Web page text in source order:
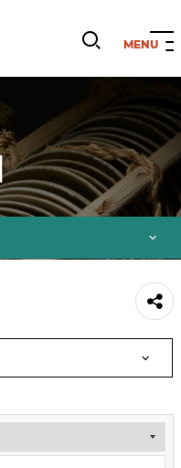
색
기
공유
하기